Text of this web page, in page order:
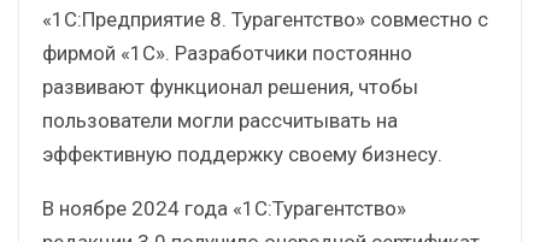
«1С:Предприятие 8. Турагентство» совместно с
фирмой «1С». Разработчики постоянно
развивают функционал решения, чтобы
пользователи могли рассчитывать на
эффективную поддержку своему бизнесу.
В ноябре 2024 года «1С:Турагентство»